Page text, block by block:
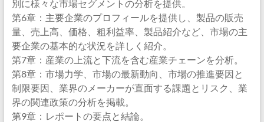
別に様々な市場セグメントの分析を提供。
第6章：主要企業のプロフィールを提供し、製品の販売
量、売上高、価格、粗利益率、製品紹介など、市場の主
要企業の基本的な状況を詳しく紹介。
第7章：産業の上流と下流を含む産業チェーンを分析。
第8章：市場力学、市場の最新動向、市場の推進要因と
制限要因、業界のメーカーが直面する課題とリスク、業
界の関連政策の分析を掲載。
第9章：レポートの要点と結論。